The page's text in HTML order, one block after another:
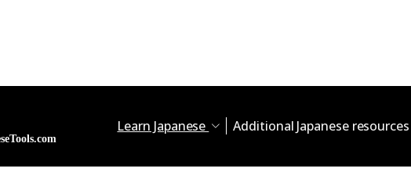
Learn Japanese Additional Japanese resources